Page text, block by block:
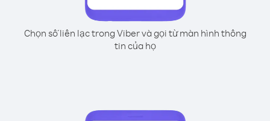
Chọn số liên lạc trong Viber và gọi từ màn hình thông
tin của họ